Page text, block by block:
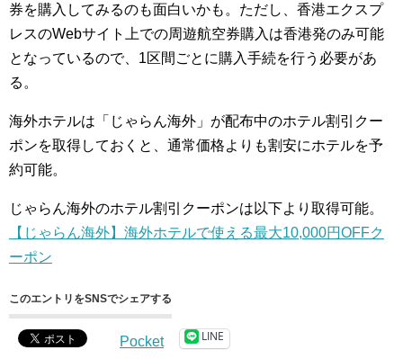
券を購入してみるのも面白いかも。ただし、香港エクスプ
レスのWebサイト上での周遊航空券購入は香港発のみ可能
となっているので、1区間ごとに購入手続を行う必要があ
る。
海外ホテルは「じゃらん海外」が配布中のホテル割引クー
ポンを取得しておくと、通常価格よりも割安にホテルを予
約可能。
じゃらん海外のホテル割引クーポンは以下より取得可能。
【じゃらん海外】海外ホテルで使える最大10,000円OFFク
ーポン
このエントリをSNSでシェアする
Pocket LINE